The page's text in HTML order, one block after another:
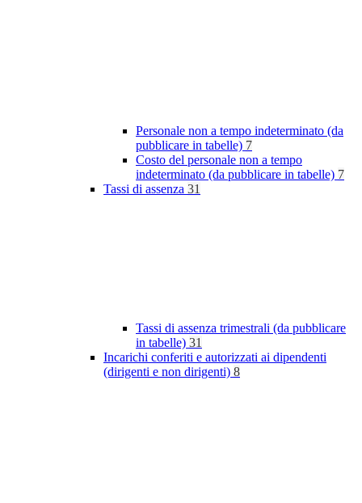
Personale non a tempo indeterminato (da
pubblicare in tabelle) 7
Costo del personale non a tempo
indeterminato (da pubblicare in tabelle) 7
Tassi di assenza 31
Tassi di assenza trimestrali (da pubblicare
in tabelle) 31
Incarichi conferiti e autorizzati ai dipendenti
(dirigenti e non dirigenti) 8